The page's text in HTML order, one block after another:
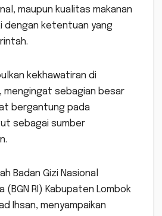
maupun kualitas makanan
dengan ketentuan yang
kekhawatiran di
mengingat sebagian besar
bergantung pada
sebagai sumber
Badan Gizi Nasional
(BGN RI) Kabupaten Lombok
Ihsan, menyampaikan